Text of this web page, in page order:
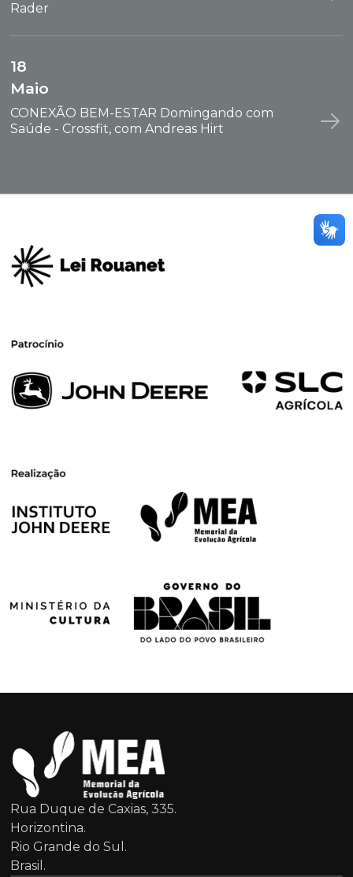
Rader
18
Maio
CONEXÃO BEM-ESTAR Domingando com
Saúde - Crossfit, com Andreas Hirt
Rua Duque de Caxias, 335.
Horizontina.
Rio Grande do Sul.
Brasil.